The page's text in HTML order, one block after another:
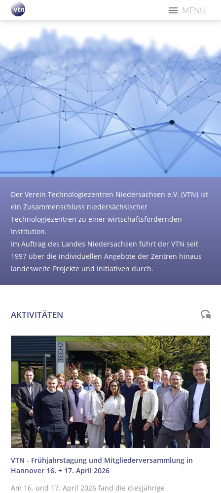
MENÜ
Der Verein Technologiezentren Niedersachsen e.V. (VTN) ist
ein Zusammenschluss niedersächsischer
Technologiezentren zu einer wirtschaftsfördernden
Institution.
Im Auftrag des Landes Niedersachsen führt der VTN seit
1997 über die individuellen Angebote der Zentren hinaus
landesweite Projekte und Initiativen durch.
AKTIVITÄTEN
VTN - Frühjahrstagung und Mitgliederversammlung in
Hannover 16. + 17. April 2026
Am 16. und 17. April 2026 fand die diesjährige